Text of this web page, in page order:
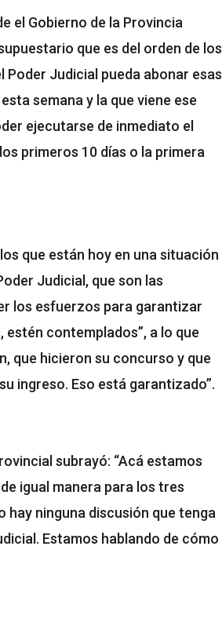
el Gobierno de la Provincia
que es del orden de los
Poder Judicial pueda abonar esas
semana y la que viene ese
ejecutarse de inmediato el
primeros 10 días o la primera
que están hoy en una situación
Judicial, que son las
los esfuerzos para garantizar
contemplados”, a lo que
que hicieron su concurso y que
ingreso. Eso está garantizado”.
subrayó: “Acá estamos
igual manera para los tres
hay ninguna discusión que tenga
Estamos hablando de cómo